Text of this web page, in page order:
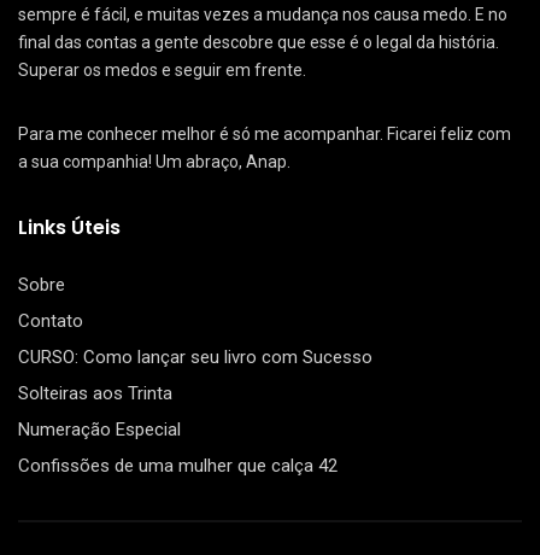
sempre é fácil, e muitas vezes a mudança nos causa medo. E no
final das contas a gente descobre que esse é o legal da história.
Superar os medos e seguir em frente.
Para me conhecer melhor é só me acompanhar. Ficarei feliz com
a sua companhia! Um abraço, Anap.
Links Úteis
Sobre
Contato
CURSO: Como lançar seu livro com Sucesso
Solteiras aos Trinta
Numeração Especial
Confissões de uma mulher que calça 42